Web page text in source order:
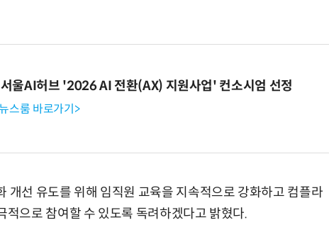
울AI허브 '2026 AI 전환(AX) 지원사업' 컨소시엄 선정
스룸 바로가기>
개선 유도를 위해 임직원 교육을 지속적으로 강화하고 컴플라
적으로 참여할 수 있도록 독려하겠다고 밝혔다.